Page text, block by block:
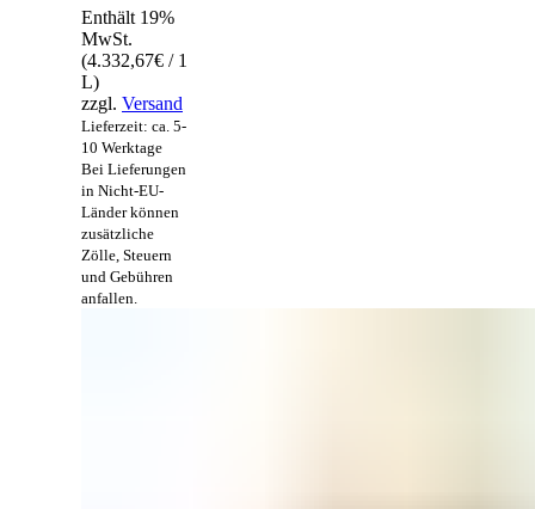
Enthält 19%
MwSt.
(4.332,67€ / 1
L)
zzgl. Versand
Lieferzeit: ca. 5-
10 Werktage
Bei Lieferungen
in Nicht-EU-
Länder können
zusätzliche
Zölle, Steuern
und Gebühren
anfallen.